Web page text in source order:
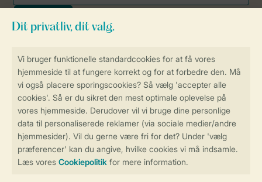
Få en personligt tilpasset oplevelse
på Landal.dk
Sikker og hurtig online booking
Sikker datahåndtering